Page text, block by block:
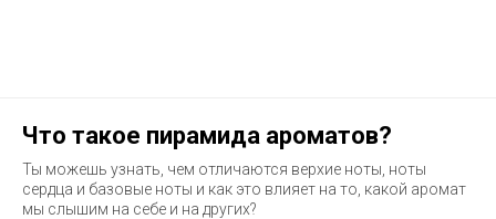
Что такое пирамида ароматов?
Ты можешь узнать, чем отличаются верхие ноты, ноты
сердца и базовые ноты и как это влияет на то, какой аромат
мы слышим на себе и на других?